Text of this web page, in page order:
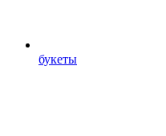
букеты